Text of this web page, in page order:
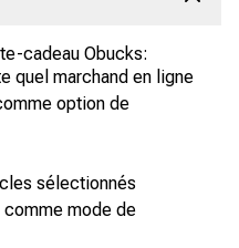
cadeau Obucks:
quel marchand en ligne
option de
sélectionnés
mode de